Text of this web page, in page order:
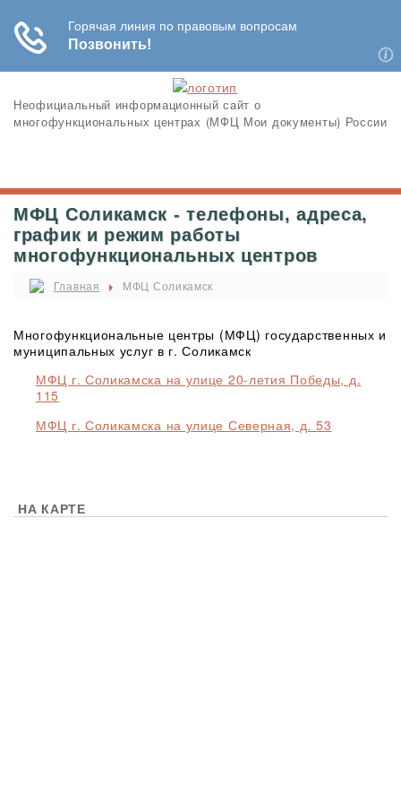
Неофициальный информационный сайт о
многофункциональных центрах (МФЦ Мои документы) России
МФЦ Соликамск - телефоны, адреса,
график и режим работы
многофункциональных центров
Главная МФЦ Соликамск
Многофункциональные центры (МФЦ) государственных и
муниципальных услуг в г. Соликамск
МФЦ г. Соликамска на улице 20-летия Победы, д.
115
МФЦ г. Соликамска на улице Северная, д. 53
НА КАРТЕ